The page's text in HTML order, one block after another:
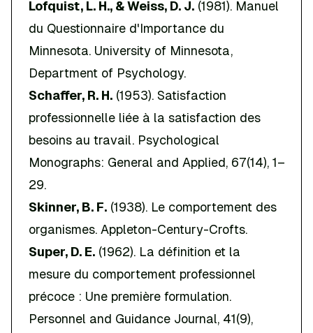
Lofquist, L. H., & Weiss, D. J. (1981). Manuel
du Questionnaire d'Importance du
Minnesota. University of Minnesota,
Department of Psychology.
Schaffer, R. H. (1953). Satisfaction
professionnelle liée à la satisfaction des
besoins au travail. Psychological
Monographs: General and Applied, 67(14), 1–
29.
Skinner, B. F. (1938). Le comportement des
organismes. Appleton-Century-Crofts.
Super, D. E. (1962). La définition et la
mesure du comportement professionnel
précoce : Une première formulation.
Personnel and Guidance Journal, 41(9),